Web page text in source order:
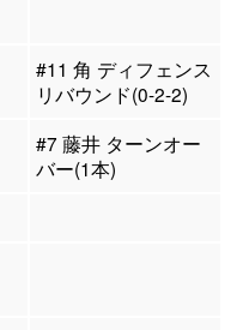
#11 角 ディフェンス
リバウンド(0-2-2)
#7 藤井 ターンオー
バー(1本)